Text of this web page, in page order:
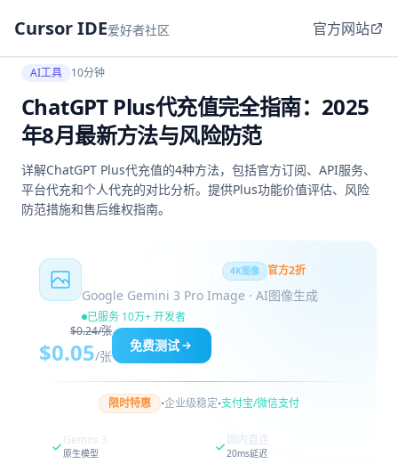
Cursor IDE爱好者社区 官方网站
AI工具 10分钟
ChatGPT Plus代充值完全指南：2025
年8月最新方法与风险防范
详解ChatGPT Plus代充值的4种方法，包括官方订阅、API服务、
平台代充和个人代充的对比分析。提供Plus功能价值评估、风险
防范措施和售后维权指南。
4K图像 官方2折
Google Gemini 3 Pro Image · AI图像生成
已服务 10万+ 开发者
$0.24/张
$0.05/张
免费测试
限时特惠 ·企业级稳定·支付宝/微信支付
Gemini 3
原生模型
国内直连
20ms延迟